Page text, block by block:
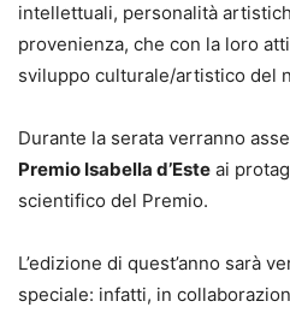
intellettuali, personalità
provenienza, che con la loro
sviluppo culturale/artistico del
Durante la serata verranno
Premio Isabella d’Este ai
scientifico del Premio.
L’edizione di quest’anno sarà
speciale: infatti, in